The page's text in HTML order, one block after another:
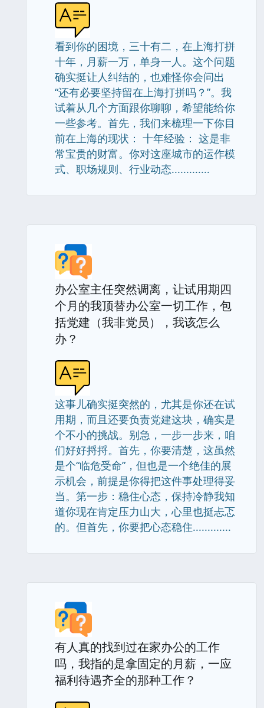
看到你的困境，三十有二，在上海打拼
十年，月薪一万，单身一人。这个问题
确实挺让人纠结的，也难怪你会问出
“还有必要坚持留在上海打拼吗？”。我
试着从几个方面跟你聊聊，希望能给你
一些参考。首先，我们来梳理一下你目
前在上海的现状： 十年经验： 这是非
常宝贵的财富。你对这座城市的运作模
式、职场规则、行业动态.............
办公室主任突然调离，让试用期四
个月的我顶替办公室一切工作，包
括党建（我非党员），我该怎么
办？
这事儿确实挺突然的，尤其是你还在试
用期，而且还要负责党建这块，确实是
个不小的挑战。别急，一步一步来，咱
们好好捋捋。首先，你要清楚，这虽然
是个“临危受命”，但也是一个绝佳的展
示机会，前提是你得把这件事处理得妥
当。第一步：稳住心态，保持冷静我知
道你现在肯定压力山大，心里也挺忐忑
的。但首先，你要把心态稳住.............
有人真的找到过在家办公的工作
吗，我指的是拿固定的月薪，一应
福利待遇齐全的那种工作？